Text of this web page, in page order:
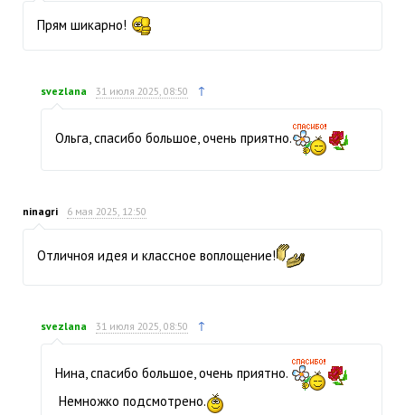
Прям шикарно!
svezlana 31 июля 2025, 08:50 ↑
Ольга, спасибо большое, очень приятно.
ninagri 6 мая 2025, 12:50
Отличноя идея и классное воплощение!
svezlana 31 июля 2025, 08:50 ↑
Нина, спасибо большое, очень приятно.
Немножко подсмотрено.